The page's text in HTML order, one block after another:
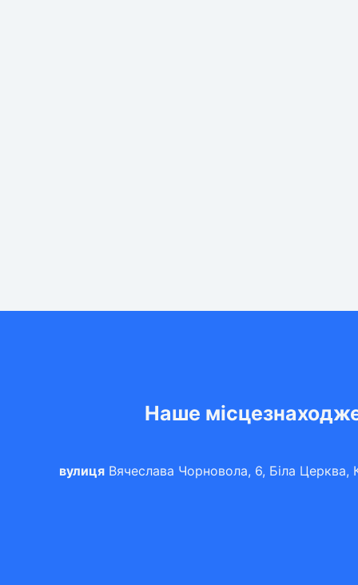
Наше
вулицяВячеслава Чорновола, 6, Біла Церква,